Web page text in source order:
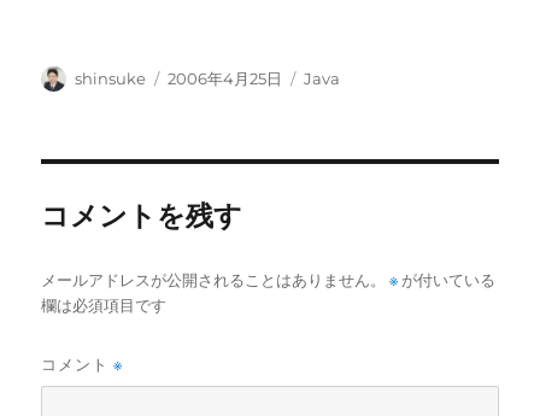
投
shinsuke
投
2006年4月25日
カ
Java
コメントを残す
メールアドレスが公開されることはありません。 ※が付いている
欄は必須項目です
コメント※